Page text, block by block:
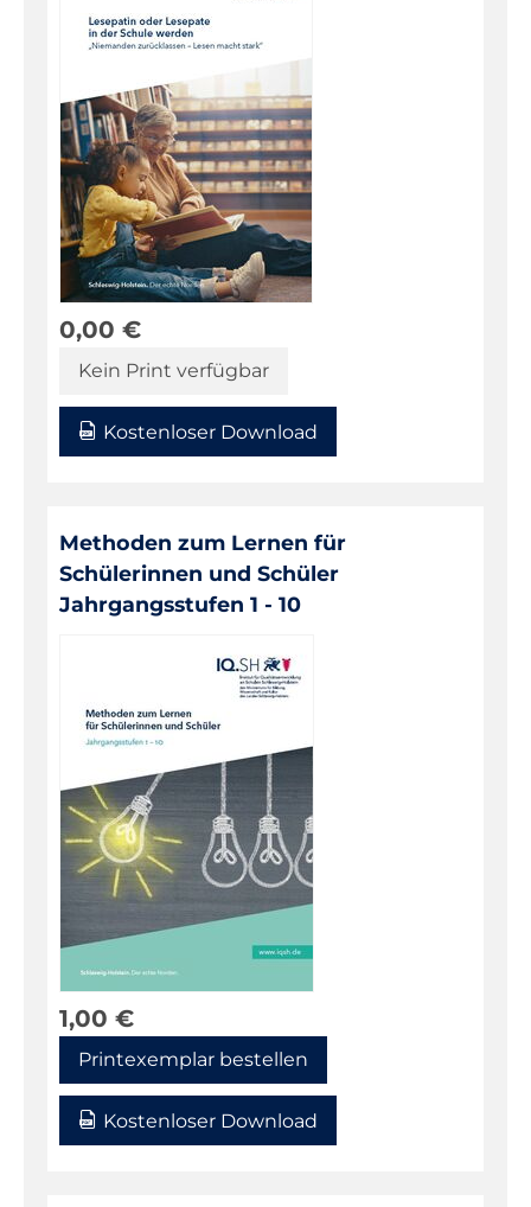
0,00 €
Kein Print verfügbar
Kostenloser Download
Methoden zum Lernen für
Schülerinnen und Schüler
Jahrgangsstufen 1 - 10
1,00 €
Printexemplar bestellen
Kostenloser Download